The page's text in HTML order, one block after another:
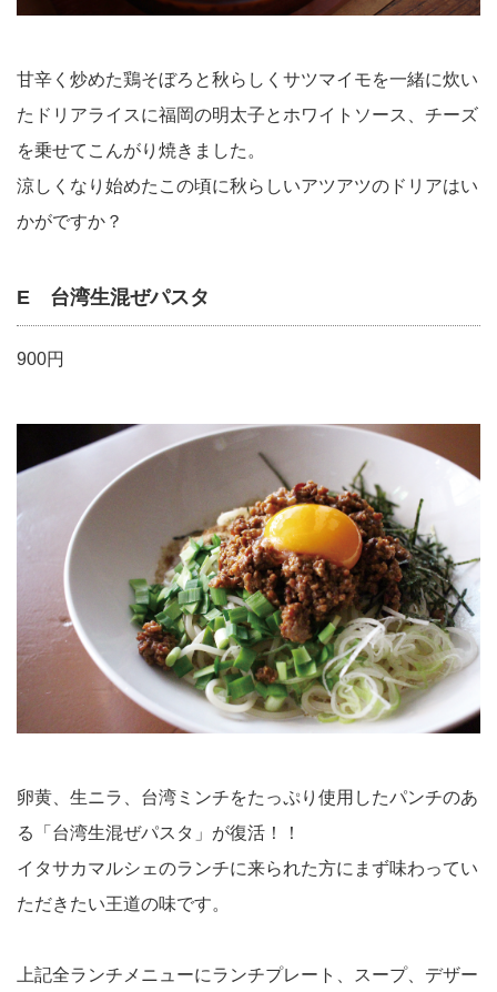
甘辛く炒めた鶏そぼろと秋らしくサツマイモを一緒に炊い
たドリアライスに福岡の明太子とホワイトソース、チーズ
を乗せてこんがり焼きました。
涼しくなり始めたこの頃に秋らしいアツアツのドリアはい
かがですか？
E 台湾生混ぜパスタ
900円
卵黄、生ニラ、台湾ミンチをたっぷり使用したパンチのあ
る「台湾生混ぜパスタ」が復活！！
イタサカマルシェのランチに来られた方にまず味わってい
ただきたい王道の味です。
上記全ランチメニューにランチプレート、スープ、デザー